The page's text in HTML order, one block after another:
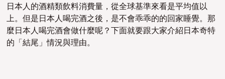
日本人的酒精類飲料消費量，從全球基準來看是平均值以
上。但是日本人喝完酒之後，是不會乖乖的的回家睡覺。那
麼日本人喝完酒會做什麼呢？下面就要跟大家介紹日本奇特
的「結尾」情況與理由。